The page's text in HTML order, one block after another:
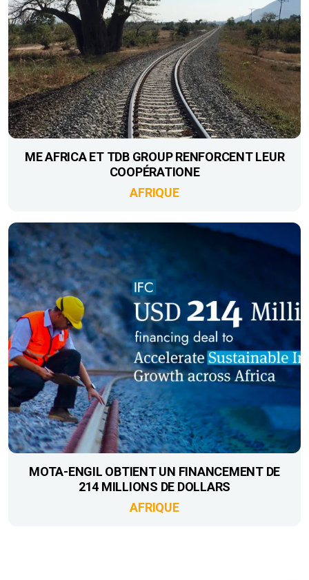
ME AFRICA ET TDB GROUP RENFORCENT LEUR
COOPÉRATIONE
AFRIQUE
MOTA-ENGIL OBTIENT UN FINANCEMENT DE
214 MILLIONS DE DOLLARS
AFRIQUE